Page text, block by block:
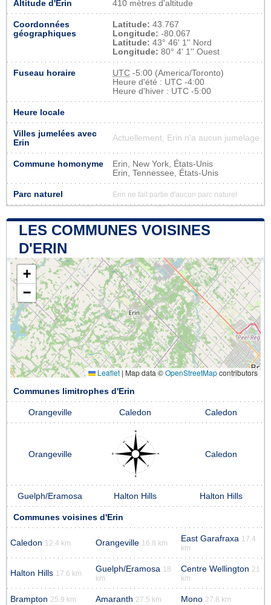
Altitude d'Erin 410 mètres d'altitude
Coordonnées
géographiques
Latitude: 43.767
Longitude: -80.067
Latitude: 43° 46' 1'' Nord
Longitude: 80° 4' 1'' Ouest
Fuseau horaire UTC -5:00 (America/Toronto)
Heure d'été : UTC -4:00
Heure d'hiver : UTC -5:00
Heure locale
Villes jumelées avec
Erin
Actuellement, Erin n'a aucun jumelage
Commune homonyme
Erin, New York, États-Unis
Erin, Tennessee, États-Unis
Parc naturel Erin ne fait partie d'aucun parc naturel
LES COMMUNES VOISINES
D'ERIN
+
−
Leaflet | Map data ©OpenStreetMapcontributors
Communes limitrophes d'Erin
Orangeville Caledon Caledon
Orangeville Caledon
Guelph/Eramosa Halton Hills Halton Hills
Communes voisines d'Erin
Caledon 12.4 km Orangeville 16.8 km East Garafraxa 17.4
km
Halton Hills 17.6 km Guelph/Eramosa 18
km
Centre Wellington 21
km
Brampton 25.9 km Amaranth 27.5 km Mono 27.8 km